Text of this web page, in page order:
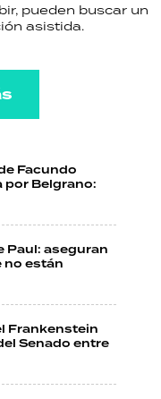
pueden buscar un
asistida.
Facundo
Belgrano:
Paul: aseguran
no están
Frankenstein
Senado entre